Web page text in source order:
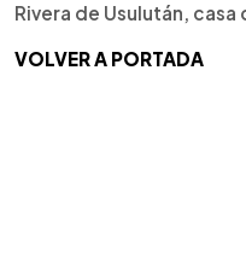
Rivera de Usulután, casa
VOLVER A PORTADA